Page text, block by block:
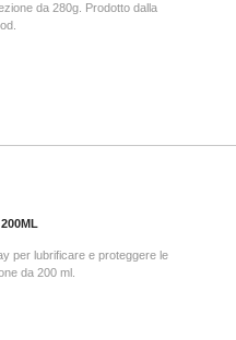
da 280g. Prodotto dalla
per lubrificare e proteggere le
da 200 ml.